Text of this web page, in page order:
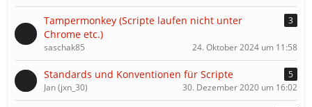
Tampermonkey (Scripte laufen nicht unter
Chrome etc.)
3
saschak85 24. Oktober 2024 um 11:58
Standards und Konventionen für Scripte
5
Jan (jxn_30)
30. Dezember 2020 um 16:02